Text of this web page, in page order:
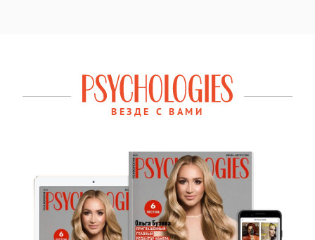
ВЕЗДЕ С ВАМИ